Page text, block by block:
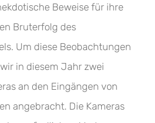
Beweise für ihre
Bruterfolg des
Um diese Beobachtungen
in diesem Jahr zwei
an den Eingängen von
angebracht. Die Kameras